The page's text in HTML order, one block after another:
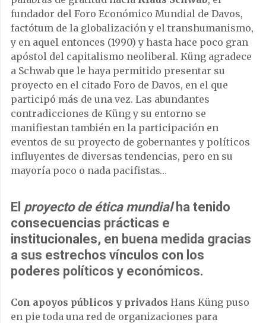
fundador del Foro Económico Mundial de Davos,
factótum de la globalización y el transhumanismo,
y en aquel entonces (1990) y hasta hace poco gran
apóstol del capitalismo neoliberal. Küng agradece
a Schwab que le haya permitido presentar su
proyecto en el citado Foro de Davos, en el que
participó más de una vez. Las abundantes
contradicciones de Küng y su entorno se
manifiestan también en la participación en
eventos de su proyecto de gobernantes y políticos
influyentes de diversas tendencias, pero en su
mayoría poco o nada pacifistas…
El proyecto de ética mundialha tenido
consecuencias prácticas e
institucionales, en buena medida gracias
a sus estrechos vínculos con los
poderes políticos y económicos.
Con apoyos públicos y privados Hans Küng puso
en pie toda una red de organizaciones para